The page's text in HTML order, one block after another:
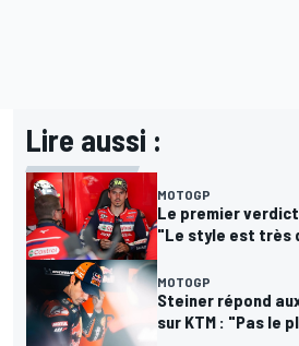
Lire aussi :
MOTOGP
Le premier
"Le style est
MOTOGP
Steiner répond
sur KTM : "Pas le